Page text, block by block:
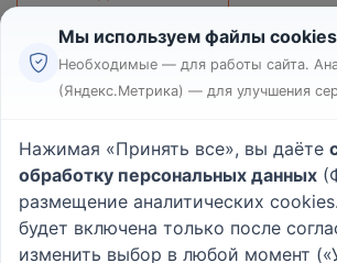
Реклама
Пользовательское
Политика
Вопрос - Ответ|О
Мы используем файлы cookies
Необходимые — для работы сайта.
(Яндекс.Метрика) — для улучшения
Нажимая «Принять все», вы даёте
обработку персональных данных
размещение аналитических
будет включена только после
изменить выбор в любой момент